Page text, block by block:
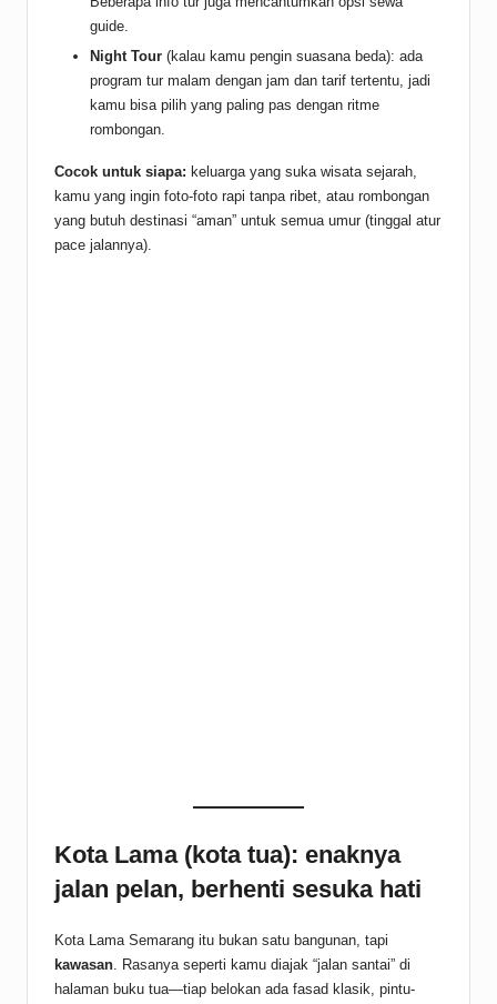
guide.
Night Tour (kalau kamu pengin suasana beda): ada
program tur malam dengan jam dan tarif tertentu, jadi
kamu bisa pilih yang paling pas dengan ritme
rombongan.
Cocok untuk siapa: keluarga yang suka wisata sejarah,
kamu yang ingin foto-foto rapi tanpa ribet, atau rombongan
yang butuh destinasi “aman” untuk semua umur (tinggal atur
pace jalannya).
Kota Lama (kota tua): enaknya
jalan pelan, berhenti sesuka hati
Kota Lama Semarang itu bukan satu bangunan, tapi
kawasan. Rasanya seperti kamu diajak “jalan santai” di
halaman buku tua—tiap belokan ada fasad klasik, pintu-